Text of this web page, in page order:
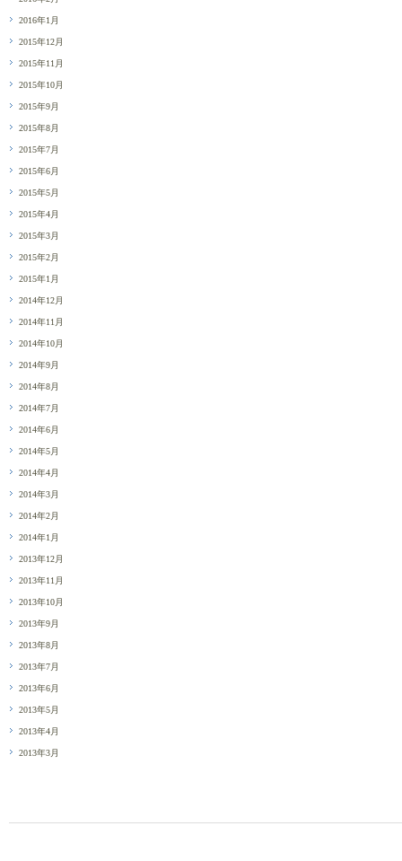
2016年1月
2015年12月
2015年11月
2015年10月
2015年9月
2015年8月
2015年7月
2015年6月
2015年5月
2015年4月
2015年3月
2015年2月
2015年1月
2014年12月
2014年11月
2014年10月
2014年9月
2014年8月
2014年7月
2014年6月
2014年5月
2014年4月
2014年3月
2014年2月
2014年1月
2013年12月
2013年11月
2013年10月
2013年9月
2013年8月
2013年7月
2013年6月
2013年5月
2013年4月
2013年3月